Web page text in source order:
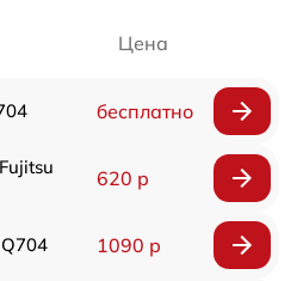
Цена
бесплатно
620 р
1090 р